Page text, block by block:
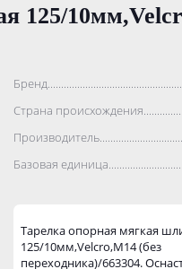
125/
Страна
Базовая
Тарелка опорная мягкая
125/10мм,Velcro,М14 (без
переходника)/663304.